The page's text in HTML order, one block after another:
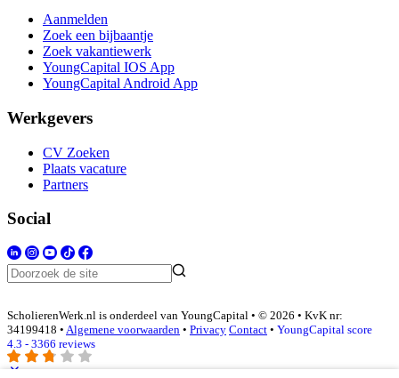
Aanmelden
Zoek een bijbaantje
Zoek vakantiewerk
YoungCapital IOS App
YoungCapital Android App
Werkgevers
CV Zoeken
Plaats vacature
Partners
Social
ScholierenWerk.nl is onderdeel van YoungCapital • © 2026 • KvK nr:
34199418 • Algemene voorwaarden • Privacy Contact • YoungCapital score
4.3 - 3366 reviews